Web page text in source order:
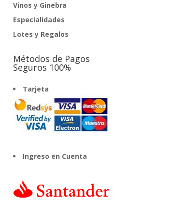
Vinos y Ginebra
Especialidades
Lotes y Regalos
Métodos de Pagos
Seguros 100%
Tarjeta
Ingreso en Cuenta